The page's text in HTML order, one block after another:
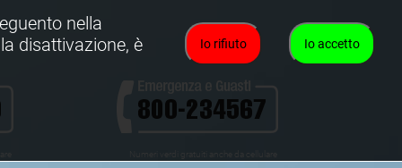
Numeri verdi gratuiti anche da cellulare
Io accetto
Io rifiuto
nella
disattivazione, è